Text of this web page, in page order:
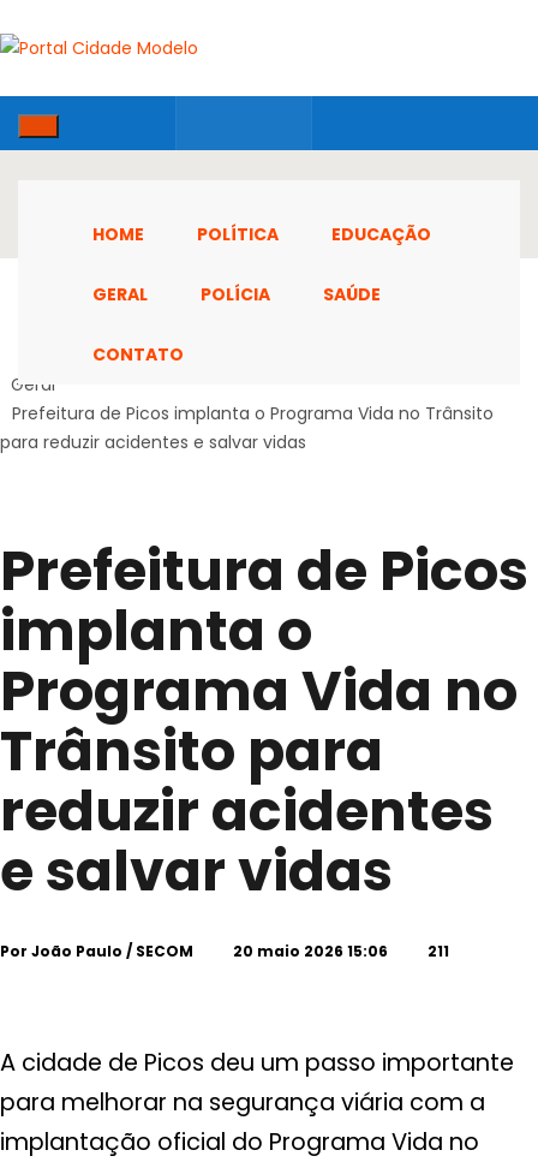
HOME POLÍTICA EDUCAÇÃO
GERAL POLÍCIA SAÚDE
CONTATO
Geral
Prefeitura de Picos implanta o Programa Vida no Trânsito
para reduzir acidentes e salvar vidas
Prefeitura de Picos
implanta o
Programa Vida no
Trânsito para
reduzir acidentes
e salvar vidas
Por João Paulo / SECOM 20 maio 2026 15:06 211
A cidade de Picos deu um passo importante
para melhorar na segurança viária com a
implantação oficial do Programa Vida no